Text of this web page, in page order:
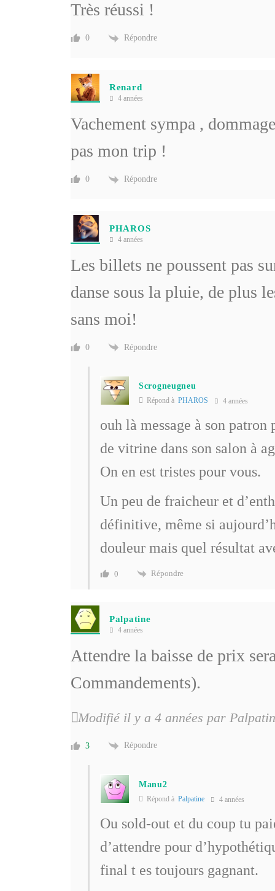
Très réussi !
0 Répondre
Renard
4 années
Vachement sympa ,
pas mon trip !
0 Répondre
PHAROS
4 années
Les billets ne poussent pas
danse sous la pluie, de plus
sans moi!
0 Répondre
Scrogneugneu
Répond à PHAROS 4 années
ouh là message à son
de vitrine dans son salon à
On en est tristes pour vous.
Un peu de fraicheur et
définitive, même si
douleur mais quel résultat
0 Répondre
Palpatine
4 années
Attendre la baisse de prix
Commandements).
Modifié il y a 4 années par
3 Répondre
Manu2
Répond à Palpatine 4 années
Ou sold-out et du coup tu
d’attendre pour
final t es toujours gagnant.